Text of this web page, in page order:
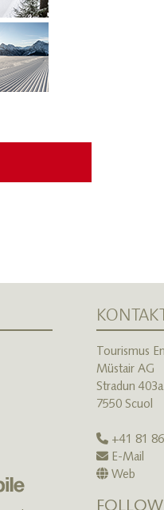
Tourismus
Müstair AG
Stradun 403a
7550 Scuol
+41 81
E-Mail
Web